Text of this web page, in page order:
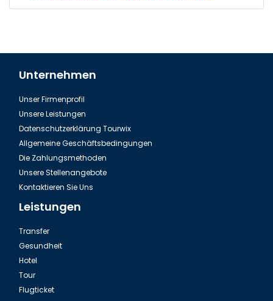
Unternehmen
Unser Firmenprofil
Unsere Leistungen
Datenschutzerklärung Tourwix
Allgemeine Geschäftsbedingungen
Die Zahlungsmethoden
Unsere Stellenangebote
Kontaktieren Sie Uns
Leistungen
Transfer
Gesundheit
Hotel
Tour
Flugticket